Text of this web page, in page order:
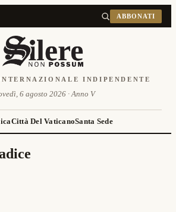
ABBONATI
INDIPENDENTE
6 agosto 2026 · Anno V
Città Del VaticanoSanta Sede